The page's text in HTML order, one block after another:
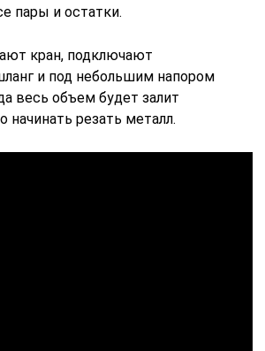
пары и остатки.
кран, подключают
и под небольшим напором
весь объем будет залит
резать металл.